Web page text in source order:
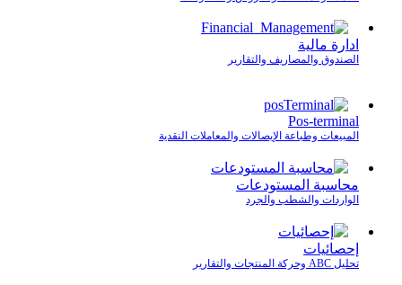
ادارة مالية
الصندوق والمصاريف والتقارير
Pos-terminal
المبيعات وطباعة الإيصالات والمعاملات النقدية
محاسبة المستودعات
الواردات والشطب والجرد
إحصائيات
تحليل ABC وحركة المنتجات والتقارير